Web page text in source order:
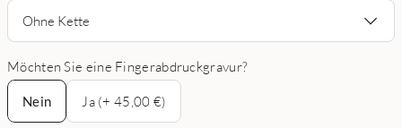
Ohne Kette
Möchten Sie eine Fingerabdruckgravur?
Nein
Nein
Ja (+ 45,00 €)